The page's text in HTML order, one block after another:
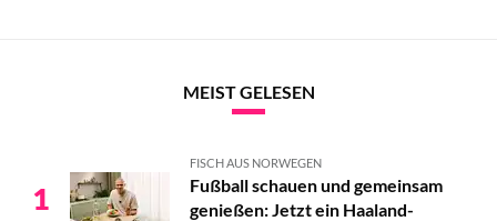
MEIST GELESEN
1
FISCH AUS NORWEGEN
Fußball schauen und gemeinsam
genießen: Jetzt ein Haaland-